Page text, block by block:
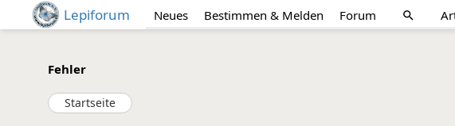
Lepiforum Neues Bestimmen & Melden Forum search
Fehler
Startseite